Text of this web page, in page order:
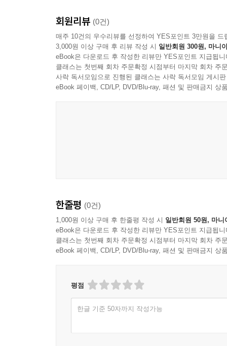
기러기엔진의 구조 84
여행 85 참깨 86
근육 단련법 87
노안90
소매물도 조무학원 92
호수 96
발문 | 구절초 향기처럼 · 민성기 115
회원리뷰 (0건)
매주 10건의 우수리뷰를 선정하여 YES포인트 3만원을 드
3,000원 이상 구매 후 리뷰 작성 시 일반회원 300원, 마니
eBook은 다운로드 후 작성한 리뷰만 YES포인트 지급됩니
클래스는 첫번째 회차 주문확정 시점부터 마지막 회차 주
사락 독서모임으로 진행된 클래스는 사락 독서모임 게시
eBook 페이백, CD/LP, DVD/Blu-ray, 패션 및 판매금지 상
한줄평 (0건)
1,000원 이상 구매 후 한줄평 작성 시 일반회원 50원, 마니
eBook은 다운로드 후 작성한 리뷰만 YES포인트 지급됩니
클래스는 첫번째 회차 주문확정 시점부터 마지막 회차 주
eBook 페이백, CD/LP, DVD/Blu-ray, 패션 및 판매금지 상
평점
한글 기준 50자까지 작성가능